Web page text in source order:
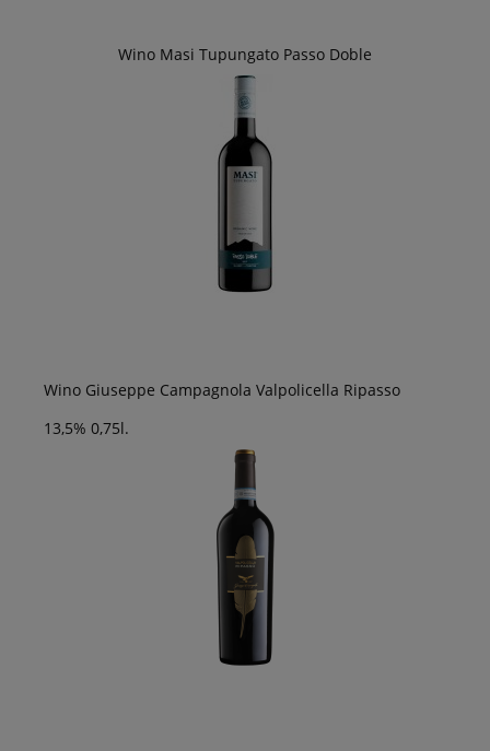
Wino Masi Tupungato Passo Doble
Wino Giuseppe Campagnola Valpolicella Ripasso
13,5% 0,75l.